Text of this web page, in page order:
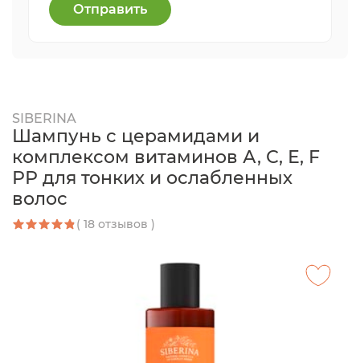
Отправить
SIBERINA
Шампунь с церамидами и
комплексом витаминов А, С, Е, F
РР для тонких и ослабленных
волос
( 18 отзывов )